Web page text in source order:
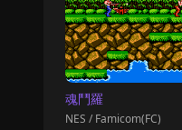
魂鬥羅
NES / Famicom(FC)